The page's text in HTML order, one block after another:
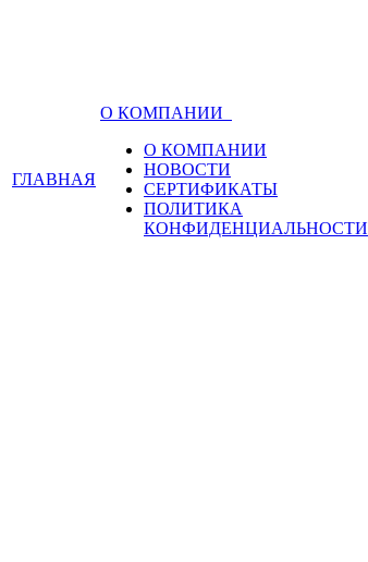
ГЛАВНАЯ
О КОМПАНИИ
О КОМПАНИИ
НОВОСТИ
СЕРТИФИКАТЫ
ПОЛИТИКА
КОНФИДЕНЦИАЛЬНОСТИ